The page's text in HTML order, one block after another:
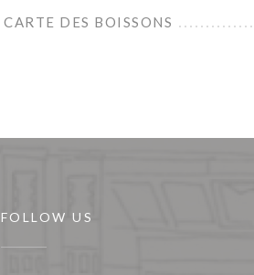
CARTE DES BOISSONS
FOLLOW US